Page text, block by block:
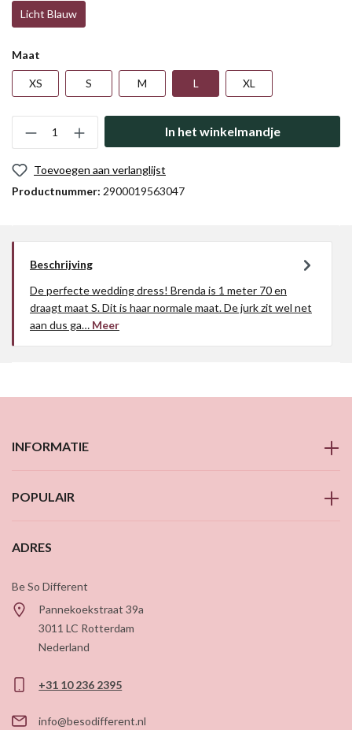
Licht Blauw
Maat
XS S M L XL
In het winkelmandje
Toevoegen aan verlanglijst
Productnummer: 2900019563047
Beschrijving
De perfecte wedding dress! Brenda is 1 meter 70 en
draagt maat S. Dit is haar normale maat. De jurk zit wel net
aan dus ga… Meer
INFORMATIE
POPULAIR
ADRES
Be So Different
Pannekoekstraat 39a
3011 LC Rotterdam
Nederland
+31 10 236 2395
info@besodifferent.nl